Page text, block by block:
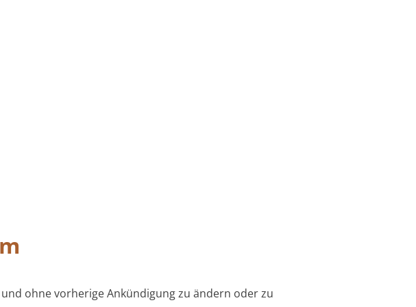
ohne vorherige Ankündigung zu ändern oder zu